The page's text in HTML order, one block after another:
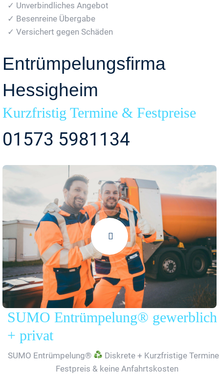
✓ Unverbindliches Angebot
✓ Besenreine Übergabe
✓ Versichert gegen Schäden
Entrümpelungsfirma
Hessigheim
Kurzfristig Termine & Festpreise
01573 5981134
SUMO Entrümpelung® gewerblich
+ privat
SUMO Entrümpelung®
Diskrete + Kurzfristige
Festpreis & keine Anfahrtskosten